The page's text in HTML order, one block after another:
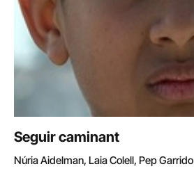
Seguir caminant
Núria Aidelman, Laia Colell, Pep Garrido